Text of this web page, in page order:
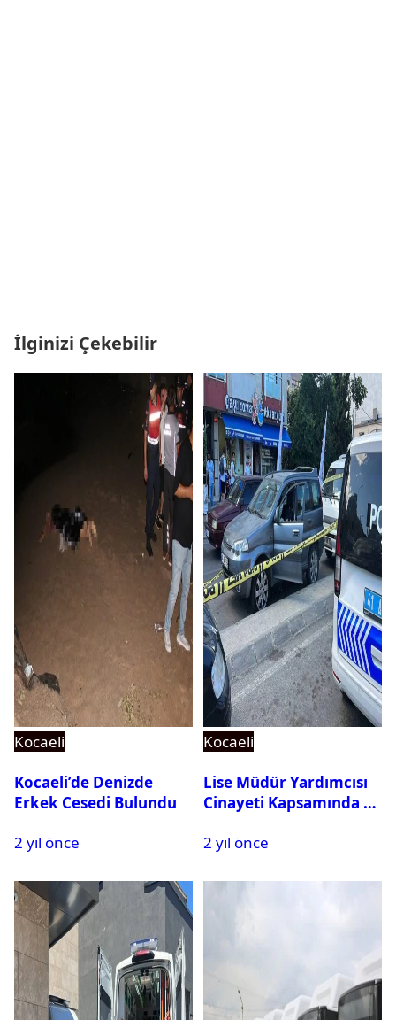
İlginizi Çekebilir
Kocaeli
Kocaeli’de Denizde
Erkek Cesedi Bulundu
2 yıl önce
Kocaeli
Lise Müdür Yardımcısı
Cinayeti Kapsamında 11
2 yıl önce